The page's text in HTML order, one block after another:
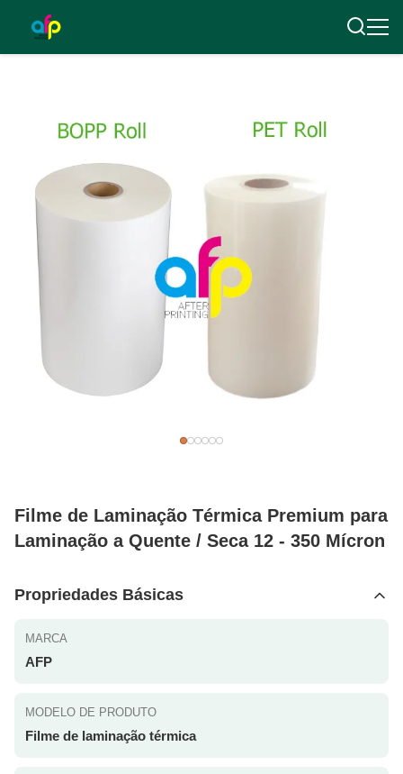
Filme de Laminação Térmica Premium para
Laminação a Quente / Seca 12 - 350 Mícron
Propriedades Básicas
MARCA
AFP
MODELO DE PRODUTO
Filme de laminação térmica